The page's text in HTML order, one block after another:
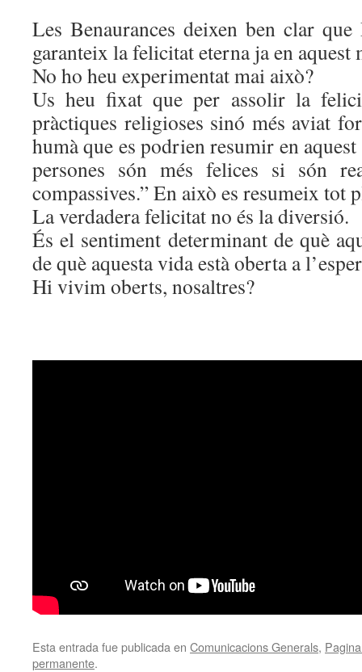
Les Benaurances deixen ben clar
garanteix la felicitat eterna ja en aquest
No ho heu experimentat mai això?
Us heu fixat que per assolir la
pràctiques religioses sinó més aviat
humà que es podrien resumir en
persones són més felices si són
compassives.” En això es resumeix tot
La verdadera felicitat no és la diversió.
És el sentiment determinant de què
de què aquesta vida està oberta a
Hi vivim oberts, nosaltres?
Esta entrada fue publicada en Comunicacions Generals,
permanente.